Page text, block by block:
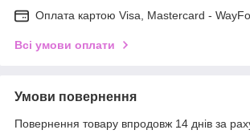
Оплата картою Visa, Mastercard -
Всі умови оплати
Умови повернення
Повернення товару впродовж 14 днів за